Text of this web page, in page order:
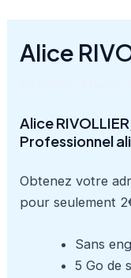
contenu
Alice
Alice
Professionnel
Obtenez votre
pour seulement
Sans
5 Go de